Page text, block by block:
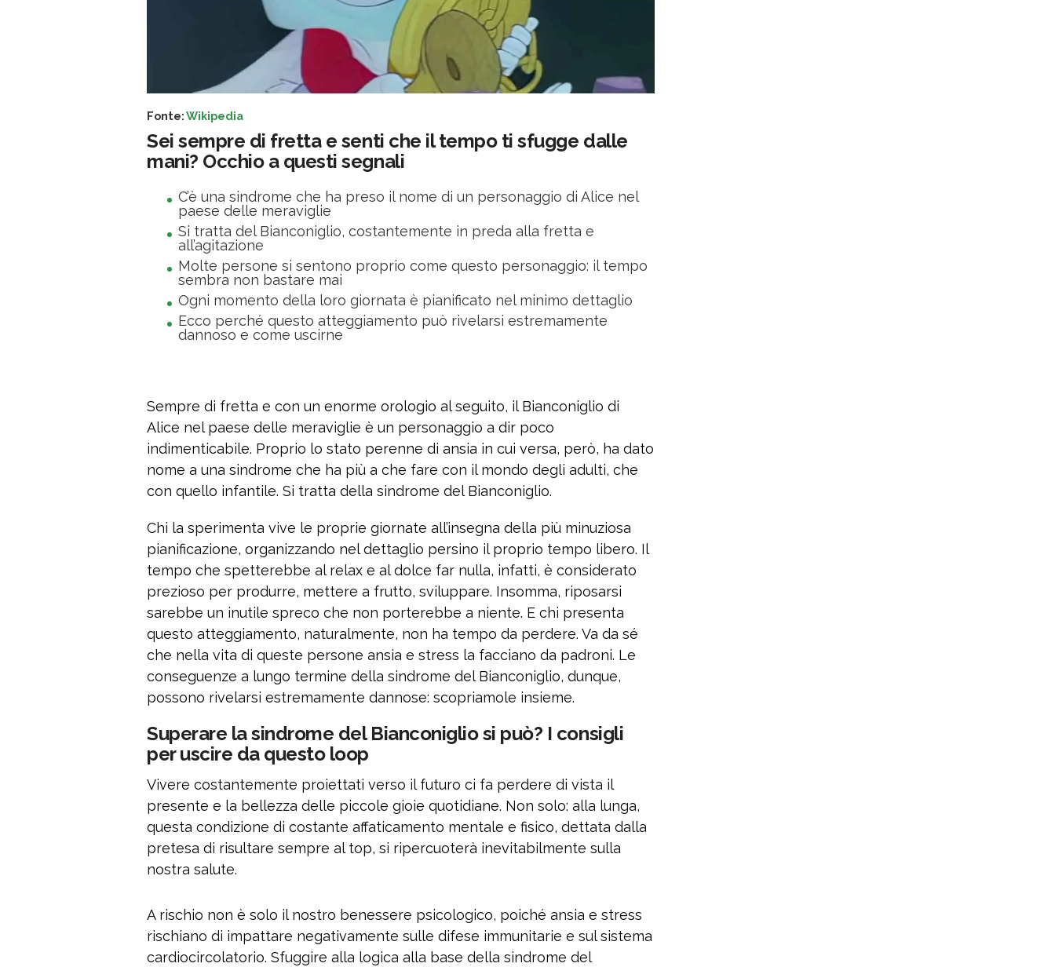
Fonte:Wikipedia
Sei sempre di fretta e senti che il tempo ti sfugge dalle
mani? Occhio a questi segnali
C’è una sindrome che ha preso il nome di un personaggio di Alice nel
paese delle meraviglie
Si tratta del Bianconiglio, costantemente in preda alla fretta e
all’agitazione
Molte persone si sentono proprio come questo personaggio: il tempo
sembra non bastare mai
Ogni momento della loro giornata è pianificato nel minimo dettaglio
Ecco perché questo atteggiamento può rivelarsi estremamente
dannoso e come uscirne
Sempre di fretta e con un enorme orologio al seguito, il Bianconiglio di
Alice nel paese delle meraviglie è un personaggio a dir poco
indimenticabile. Proprio lo stato perenne di ansia in cui versa, però, ha dato
nome a una sindrome che ha più a che fare con il mondo degli adulti, che
con quello infantile. Si tratta della sindrome del Bianconiglio.
Chi la sperimenta vive le proprie giornate all’insegna della più minuziosa
pianificazione, organizzando nel dettaglio persino il proprio tempo libero. Il
tempo che spetterebbe al relax e al dolce far nulla, infatti, è considerato
prezioso per produrre, mettere a frutto, sviluppare. Insomma, riposarsi
sarebbe un inutile spreco che non porterebbe a niente. E chi presenta
questo atteggiamento, naturalmente, non ha tempo da perdere. Va da sé
che nella vita di queste persone ansia e stress la facciano da padroni. Le
conseguenze a lungo termine della sindrome del Bianconiglio, dunque,
possono rivelarsi estremamente dannose: scopriamole insieme.
Superare la sindrome del Bianconiglio si può? I consigli
per uscire da questo loop
Vivere costantemente proiettati verso il futuro ci fa perdere di vista il
presente e la bellezza delle piccole gioie quotidiane. Non solo: alla lunga,
questa condizione di costante affaticamento mentale e fisico, dettata dalla
pretesa di risultare sempre al top, si ripercuoterà inevitabilmente sulla
nostra salute.
A rischio non è solo il nostro benessere psicologico, poiché ansia e stress
rischiano di impattare negativamente sulle difese immunitarie e sul sistema
cardiocircolatorio. Sfuggire alla logica alla base della sindrome del